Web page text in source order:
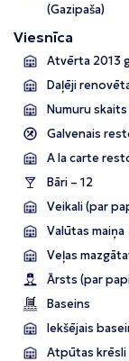
(Gazipaša)
Viesnīca
Atvērta 2013
Daļēji
Numuru
Galvenais
A la carte
Bāri – 12
Veikali (par
Valūtas maiņa
Veļas
Ārsts (par
Baseins
Iekšējais
Atpūtas krēsli